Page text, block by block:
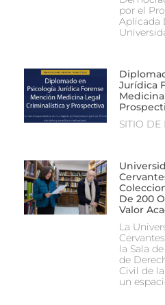
por el
Aplicada
Jurídica
SITIO DE
De 200
Valor
La
la Sala
de
Civil de
un